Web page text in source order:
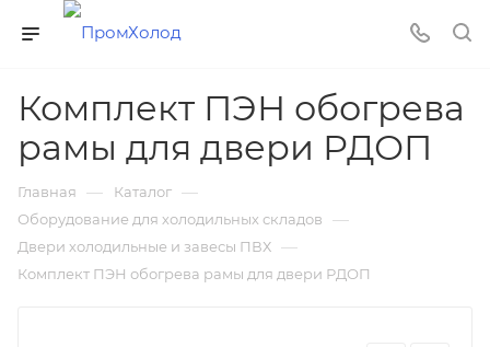
Комплект ПЭН обогрева
рамы для двери РДОП
Главная — Каталог —
Оборудование для холодильных складов —
Двери холодильные и завесы ПВХ —
Комплект ПЭН обогрева рамы для двери РДОП